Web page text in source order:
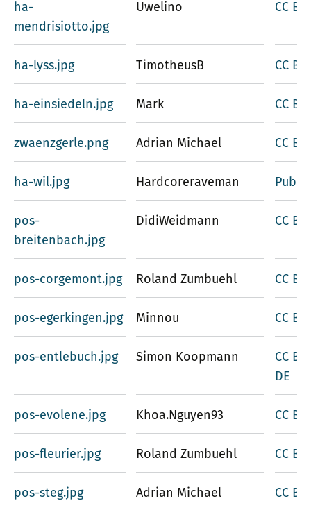
ha-
mendrisiotto.jpg
Uwelino CC
ha-lyss.jpg TimotheusB CC
ha-einsiedeln.jpg Mark CC
zwaenzgerle.png Adrian Michael CC
ha-wil.jpg Hardcoreraveman
pos-
breitenbach.jpg
DidiWeidmann CC
pos-corgemont.jpg Roland Zumbuehl CC
pos-egerkingen.jpg Minnou CC
pos-entlebuch.jpg Simon Koopmann
CC
DE
pos-evolene.jpg Khoa.Nguyen93 CC
pos-fleurier.jpg Roland Zumbuehl CC BY
pos-steg.jpg Adrian Michael CC